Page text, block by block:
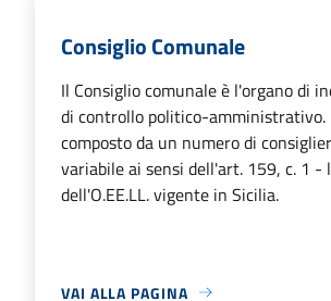
Consiglio Comunale
Il Consiglio comunale è l'organo di
di controllo politico-amministrativo.
composto da un numero di
variabile ai sensi dell'art. 159, c. 1 -
dell'O.EE.LL. vigente in Sicilia.
VAI ALLA PAGINA